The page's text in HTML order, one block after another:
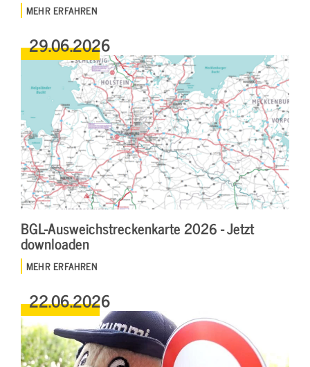
MEHR ERFAHREN
29.06.2026
BGL-Ausweichstreckenkarte 2026 - Jetzt
downloaden
MEHR ERFAHREN
22.06.2026